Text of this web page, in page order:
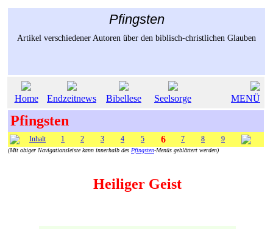
Pfingsten
Artikel verschiedener Autoren über den biblisch-christlichen Glauben
Home Endzeitnews Bibellese Seelsorge MENÜ
Pfingsten
Inhalt 1 2 3 4 5 6 7 8 9
(Mit obiger Navigationsleiste kann innerhalb des Pfingsten-Menüs geblättert werden)
Heiliger Geist